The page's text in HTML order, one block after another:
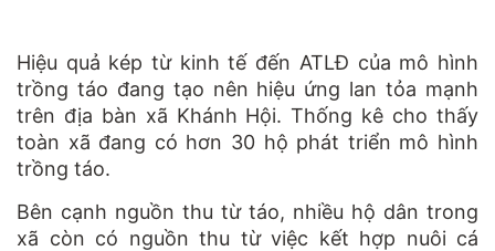
Hiệu quả kép từ kinh tế đến ATLĐ của mô hình
trồng táo đang tạo nên hiệu ứng lan tỏa mạnh
trên địa bàn xã Khánh Hội. Thống kê cho thấy
toàn xã đang có hơn 30 hộ phát triển mô hình
trồng táo.
Bên cạnh nguồn thu từ táo, nhiều hộ dân trong
xã còn có nguồn thu từ việc kết hợp nuôi cá